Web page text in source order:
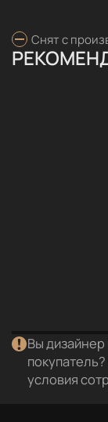
Снят с
Вы дизайнер
условия